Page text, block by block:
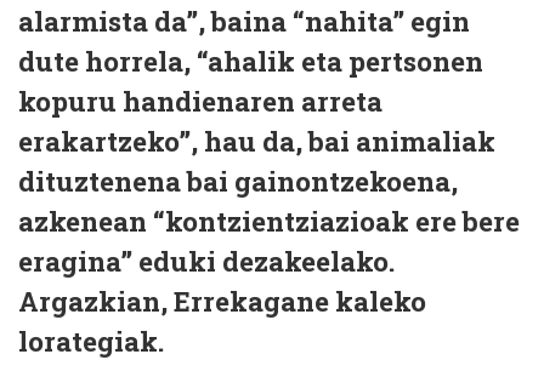
alarmista da”, baina “nahita” egin
dute horrela, “ahalik eta pertsonen
kopuru handienaren arreta
erakartzeko”, hau da, bai animaliak
dituztenena bai gainontzekoena,
azkenean “kontzientziazioak ere bere
eragina” eduki dezakeelako.
Argazkian, Errekagane kaleko
lorategiak.